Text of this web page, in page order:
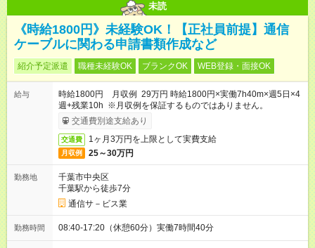
未読
《時給1800円》未経験OK！【正社員前提】通信
ケーブルに関わる申請書類作成など
紹介予定派遣 職種未経験OK ブランクOK WEB登録・面接OK
給与
時給1800円 月収例 29万円 時給1800円×実働7h40m×週5日×4
週+残業10h ※月収例を保証するものではありません。
交通費別途支給あり
交通費 1ヶ月3万円を上限として実費支給
月収例 25～30万円
勤務地
千葉市中央区
千葉駅から徒歩7分
通信サ－ビス業
勤務時間 08:40-17:20（休憩60分）実働7時間40分